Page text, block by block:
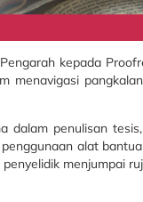
kepada
menavigasi
dalam penulisan
alat
menjumpai